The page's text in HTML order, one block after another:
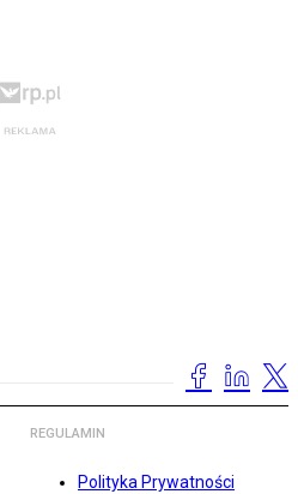
REGULAMIN
Polityka Prywatności